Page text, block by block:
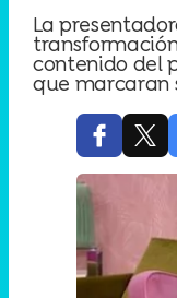
La
contenido del
que marcaran